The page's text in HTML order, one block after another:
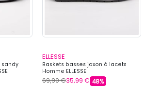
sandy
ELLESSE
Baskets basses jaxon à lacets
Homme ELLESSE
69,90 €35,99 € 48%